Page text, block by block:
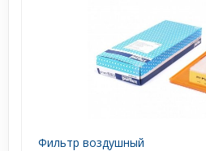
Фильтр воздушный